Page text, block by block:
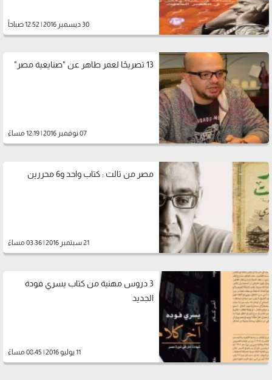
30 ديسمبر 2016 | 12:52 صباحاً
13 تصريحًا لعمر طاهر عن "صنايعية مصر"
07 نوفمبر 2016 | 12:19 مساءً
مصر من تالت : كتاب واحد و6 محررين
21 سبتمبر 2016 | 03:36 مساءً
3 دروس مهنية من كتاب يسري فودة
الجديد
11 يوليو 2016 | 08:45 مساءً